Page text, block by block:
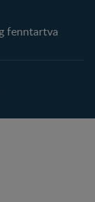
fenntartva